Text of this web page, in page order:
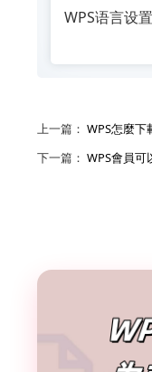
WPS语言设置
上一篇： WPS怎麼下
下一篇： WPS會員可